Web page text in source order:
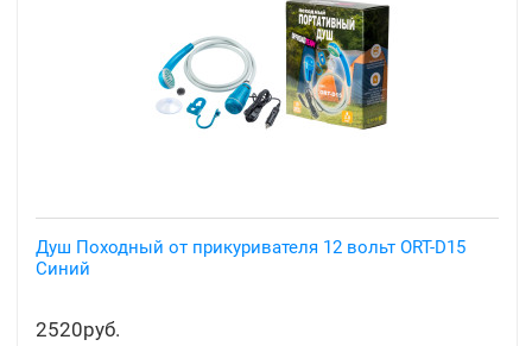
Душ Походный от прикуривателя 12 вольт ORT-D15
Синий
2520руб.